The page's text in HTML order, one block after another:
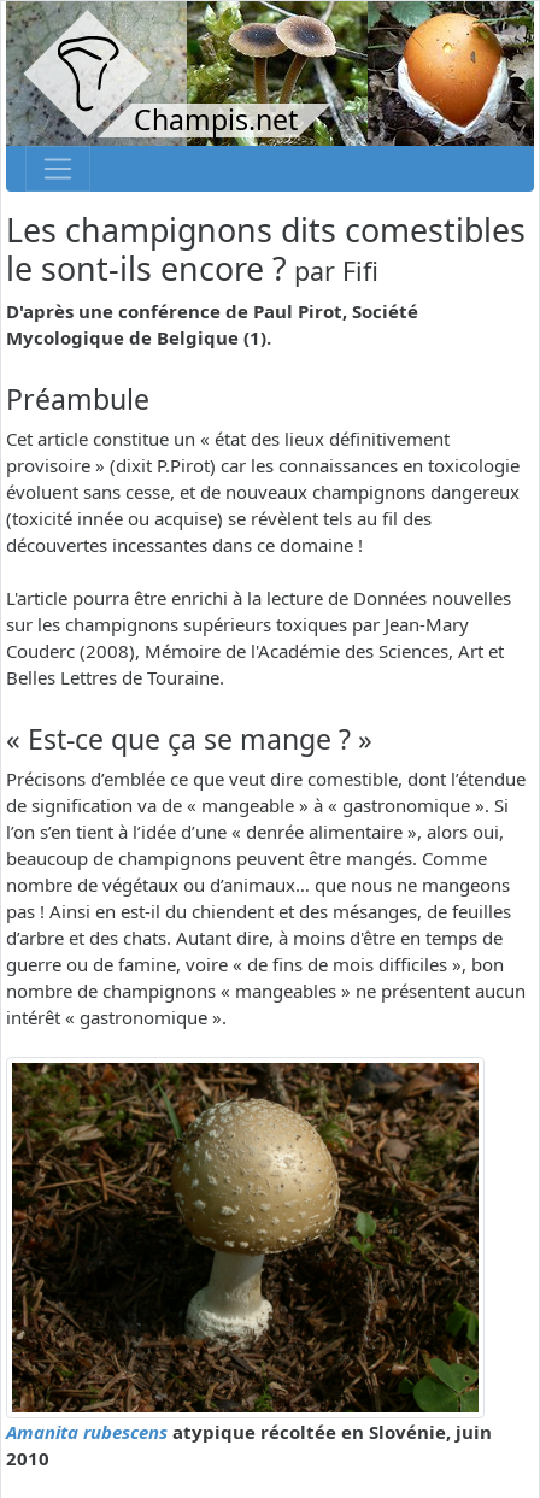
Champis.net
Les champignons dits comestibles
le sont-ils encore ? par Fifi
D'après une conférence de Paul Pirot, Société
Mycologique de Belgique (1).
Préambule
Cet article constitue un « état des lieux définitivement
provisoire » (dixit P.Pirot) car les connaissances en toxicologie
évoluent sans cesse, et de nouveaux champignons dangereux
(toxicité innée ou acquise) se révèlent tels au fil des
découvertes incessantes dans ce domaine !
L'article pourra être enrichi à la lecture de Données nouvelles
sur les champignons supérieurs toxiques par Jean-Mary
Couderc (2008), Mémoire de l'Académie des Sciences, Art et
Belles Lettres de Touraine.
« Est-ce que ça se mange ? »
Précisons d’emblée ce que veut dire comestible, dont l’étendue
de signification va de « mangeable » à « gastronomique ». Si
l’on s’en tient à l’idée d’une « denrée alimentaire », alors oui,
beaucoup de champignons peuvent être mangés. Comme
nombre de végétaux ou d’animaux… que nous ne mangeons
pas ! Ainsi en est-il du chiendent et des mésanges, de feuilles
d’arbre et des chats. Autant dire, à moins d'être en temps de
guerre ou de famine, voire « de fins de mois difficiles », bon
nombre de champignons « mangeables » ne présentent aucun
intérêt « gastronomique ».
Amanita rubescens atypique récoltée en Slovénie, juin
2010